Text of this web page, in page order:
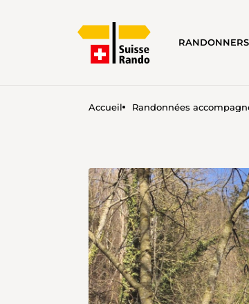
RANDONNER
Accueil Randonnées